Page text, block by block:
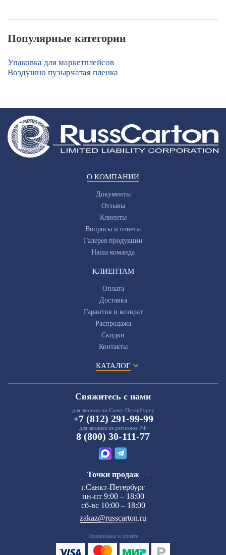
Популярные категории
Упаковка для маркетплейсов
Воздушно пузырчатая пленка
О КОМПАНИИ
Документы
Отзывы
Клиенты
Вопросы и ответы
Галерея продукции
Наша команда
КЛИЕНТАМ
Оплата
Доставка
Гарантия и возврат
Распродажа
Скидки
Контакты
КАТАЛОГ
Свяжитесь с нами
для звонков по Санкт-Петербургу
+7 (812) 291-99-99
для звонков из регионов РФ
8 (800) 30-111-77
Точки продаж
г.Санкт-Петербург
пн-пт 9:00 – 18:00
сб-вс 10:00 – 18:00
zakaz@russcarton.ru
Принимаем к оплате